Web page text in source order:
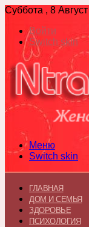
Суббота , 8
Войти
Switch skin
Меню
Switch skin
ГЛАВНАЯ
ДОМ И СЕМЬЯ
ЗДОРОВЬЕ
ПСИХОЛОГИЯ